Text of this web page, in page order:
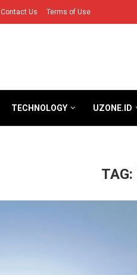
Contact Us Terms of Use
TECHNOLOGY UZONE.ID
TAG: